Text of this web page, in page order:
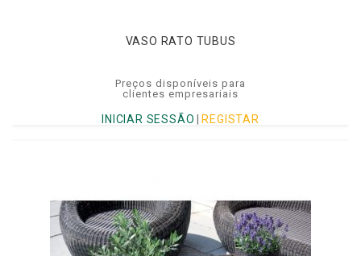
VASO RATO TUBUS
Preços disponíveis para
clientes empresariais
INICIAR SESSÃO REGISTAR